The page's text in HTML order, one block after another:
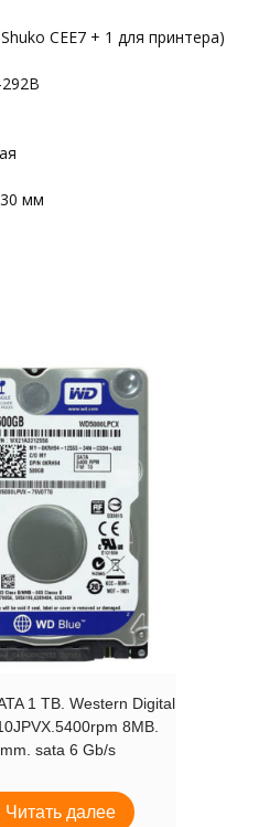
CEE7 + 1 для принтера)
мм
1 TB. Western Digital
8MB.
sata 6 Gb/s
Читать далее